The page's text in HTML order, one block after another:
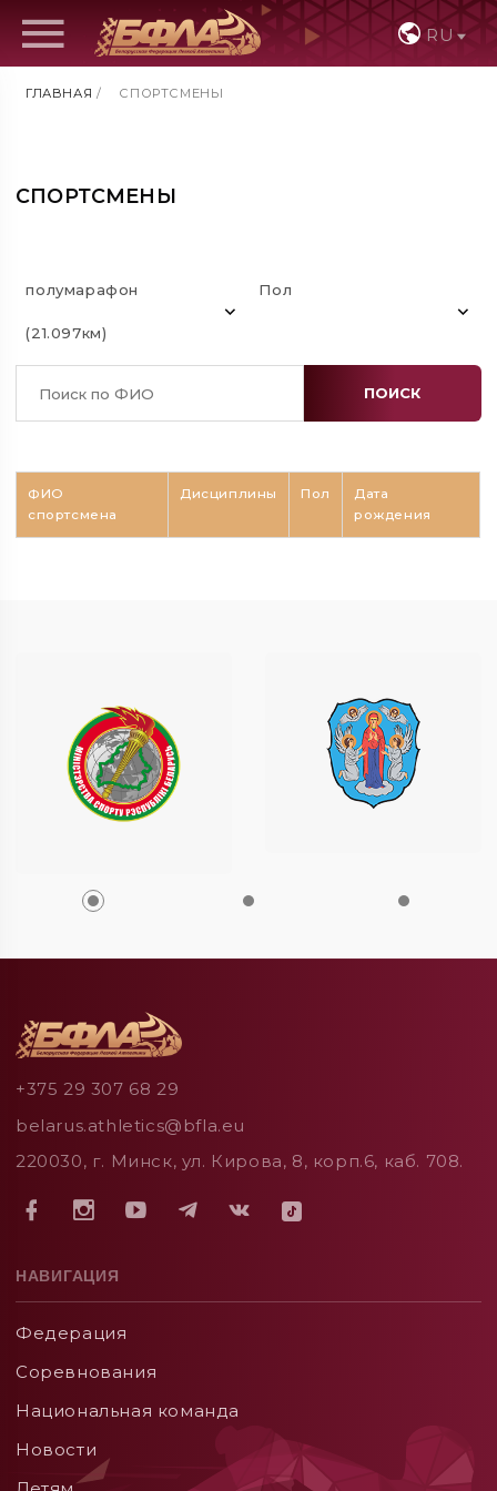
RU
ГЛАВНАЯ / СПОРТСМЕНЫ
СПОРТСМЕНЫ
полумарафон
(21.097км)
Пол
ПОИСК
ФИО
спортсмена
Дисциплины Пол
Дата
рождения
+375 29 307 68 29
belarus.athletics@bfla.eu
220030, г. Минск, ул. Кирова, 8, корп.6, каб. 708.
НАВИГАЦИЯ
Федерация
Соревнования
Национальная команда
Новости